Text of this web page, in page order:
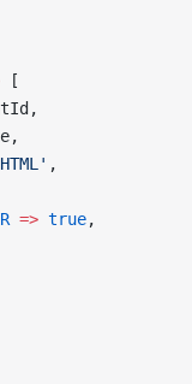
[
,
,
,
=> true,